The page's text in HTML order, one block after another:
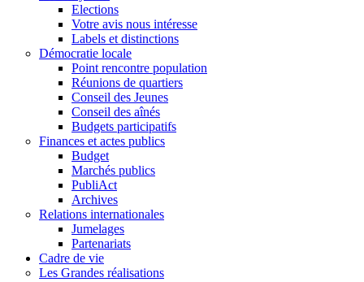
Elections
Votre avis nous intéresse
Labels et distinctions
Démocratie locale
Point rencontre population
Réunions de quartiers
Conseil des Jeunes
Conseil des aînés
Budgets participatifs
Finances et actes publics
Budget
Marchés publics
PubliAct
Archives
Relations internationales
Jumelages
Partenariats
Cadre de vie
Les Grandes réalisations